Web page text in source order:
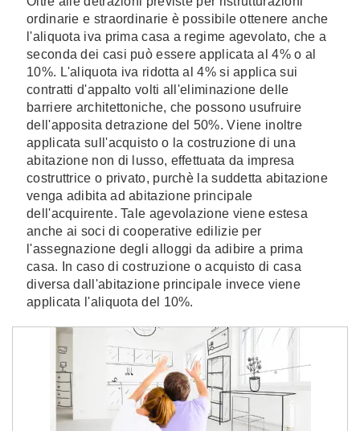
ordinarie e straordinarie è possibile ottenere anche
l'aliquota iva prima casa a regime agevolato, che a
seconda dei casi può essere applicata al 4% o al
10%. L'aliquota iva ridotta al 4% si applica sui
contratti d'appalto volti all'eliminazione delle
barriere architettoniche, che possono usufruire
dell'apposita detrazione del 50%. Viene inoltre
applicata sull'acquisto o la costruzione di una
abitazione non di lusso, effettuata da impresa
costruttrice o privato, purchè la suddetta abitazione
venga adibita ad abitazione principale
dell'acquirente. Tale agevolazione viene estesa
anche ai soci di cooperative edilizie per
l'assegnazione degli alloggi da adibire a prima
casa. In caso di costruzione o acquisto di casa
diversa dall'abitazione principale invece viene
applicata l'aliquota del 10%.